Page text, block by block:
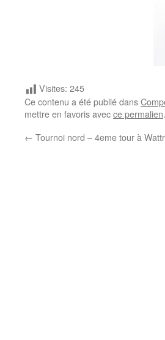
Visites: 245
Ce contenu a été publié dans
mettre en favoris avecce permalien.
← Tournoi nord – 4eme tour à